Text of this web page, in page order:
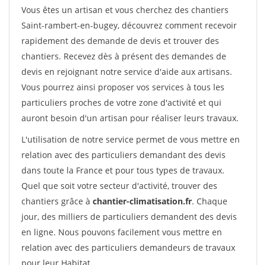
Vous êtes un artisan et vous cherchez des chantiers
Saint-rambert-en-bugey, découvrez comment recevoir
rapidement des demande de devis et trouver des
chantiers. Recevez dès à présent des demandes de
devis en rejoignant notre service d'aide aux artisans.
Vous pourrez ainsi proposer vos services à tous les
particuliers proches de votre zone d'activité et qui
auront besoin d'un artisan pour réaliser leurs travaux.
L'utilisation de notre service permet de vous mettre en
relation avec des particuliers demandant des devis
dans toute la France et pour tous types de travaux.
Quel que soit votre secteur d'activité, trouver des
chantiers grâce à chantier-climatisation.fr. Chaque
jour, des milliers de particuliers demandent des devis
en ligne. Nous pouvons facilement vous mettre en
relation avec des particuliers demandeurs de travaux